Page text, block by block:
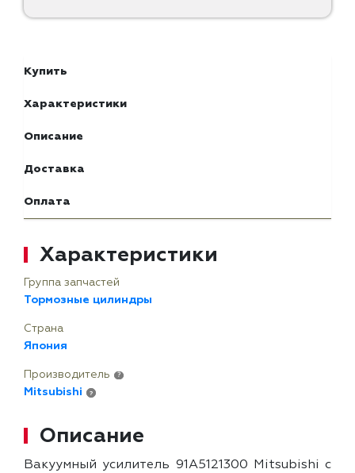
Купить
Характеристики
Описание
Доставка
Оплата
Характеристики
Группа запчастей
Тормозные цилиндры
Страна
Япония
Производитель ?
Mitsubishi ?
Описание
Вакуумный усилитель 91A5121300 Mitsubishi с